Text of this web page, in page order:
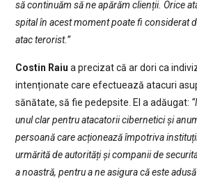
să continuăm să ne apărăm clienții. Orice
spital în acest moment poate fi considerat
atac terorist.”
Costin Raiu a precizat că ar dori ca
intenționate care efectuează atacuri
sănătate, să fie pedepsite. El a adăugat:
unul clar pentru atacatorii cibernetici și
persoană care acționează împotriva
urmărită de autorități și companii de
a noastră, pentru a ne asigura că este